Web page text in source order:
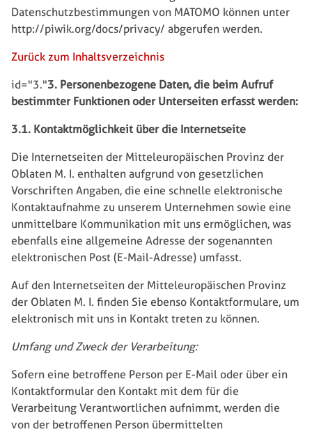
Datenschutzbestimmungen von MATOMO können unter
http://piwik.org/docs/privacy/ abgerufen werden.
Zurück zum Inhaltsverzeichnis
id="3."3. Personenbezogene Daten, die beim Aufruf
bestimmter Funktionen oder Unterseiten erfasst werden:
3.1. Kontaktmöglichkeit über die Internetseite
Die Internetseiten der Mitteleuropäischen Provinz der
Oblaten M. I. enthalten aufgrund von gesetzlichen
Vorschriften Angaben, die eine schnelle elektronische
Kontaktaufnahme zu unserem Unternehmen sowie eine
unmittelbare Kommunikation mit uns ermöglichen, was
ebenfalls eine allgemeine Adresse der sogenannten
elektronischen Post (E-Mail-Adresse) umfasst.
Auf den Internetseiten der Mitteleuropäischen Provinz
der Oblaten M. I. finden Sie ebenso Kontaktformulare, um
elektronisch mit uns in Kontakt treten zu können.
Umfang und Zweck der Verarbeitung:
Sofern eine betroffene Person per E-Mail oder über ein
Kontaktformular den Kontakt mit dem für die
Verarbeitung Verantwortlichen aufnimmt, werden die
von der betroffenen Person übermittelten